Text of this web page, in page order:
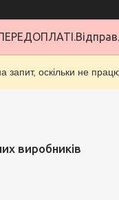
запит, оскільки не
виробників